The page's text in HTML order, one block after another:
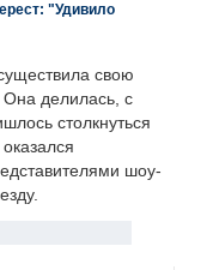
"Удивило
свою
Она делилась, с
столкнуться
шоу-